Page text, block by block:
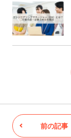
前の記事